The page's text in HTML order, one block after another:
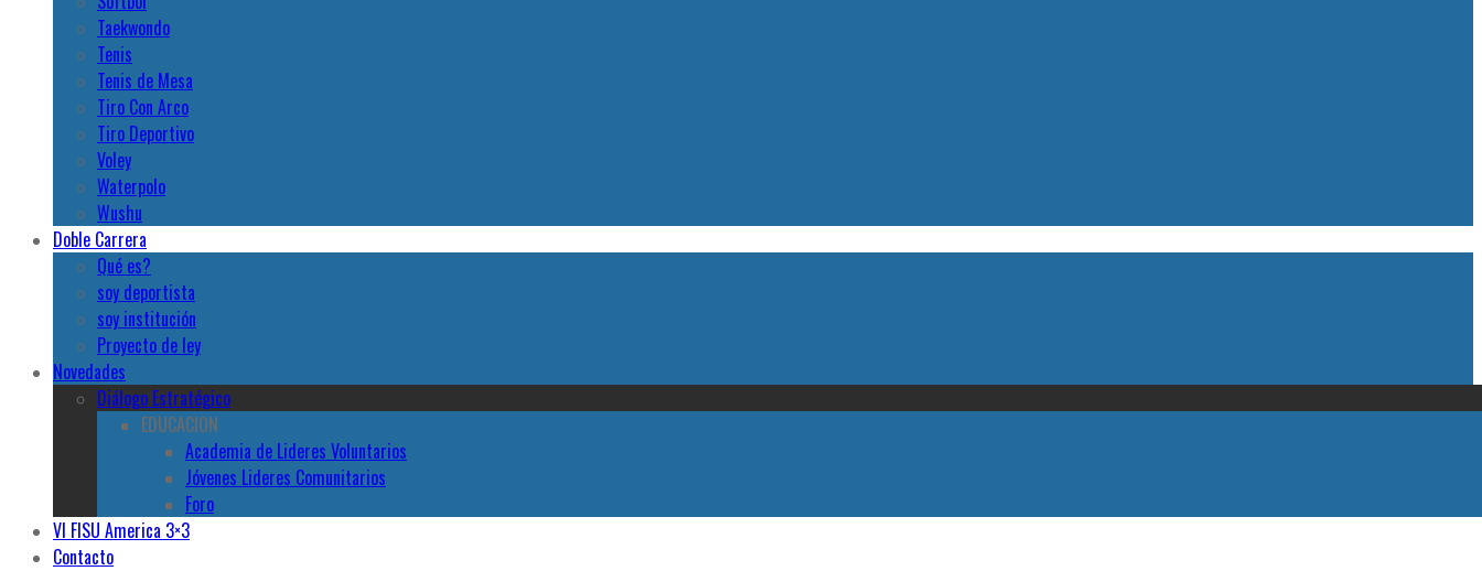
Taekwondo
Tenis
Tenis de Mesa
Tiro Con Arco
Tiro Deportivo
Voley
Waterpolo
Wushu
Doble Carrera
Qué es?
soy deportista
soy institución
Proyecto de ley
Novedades
Diálogo Estratégico
EDUCACION
Academia de Lideres Voluntarios
Jóvenes Lideres Comunitarios
Foro
VI FISU America 3×3
Contacto